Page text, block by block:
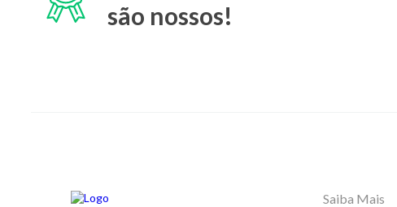
são nossos!
Saiba Mais